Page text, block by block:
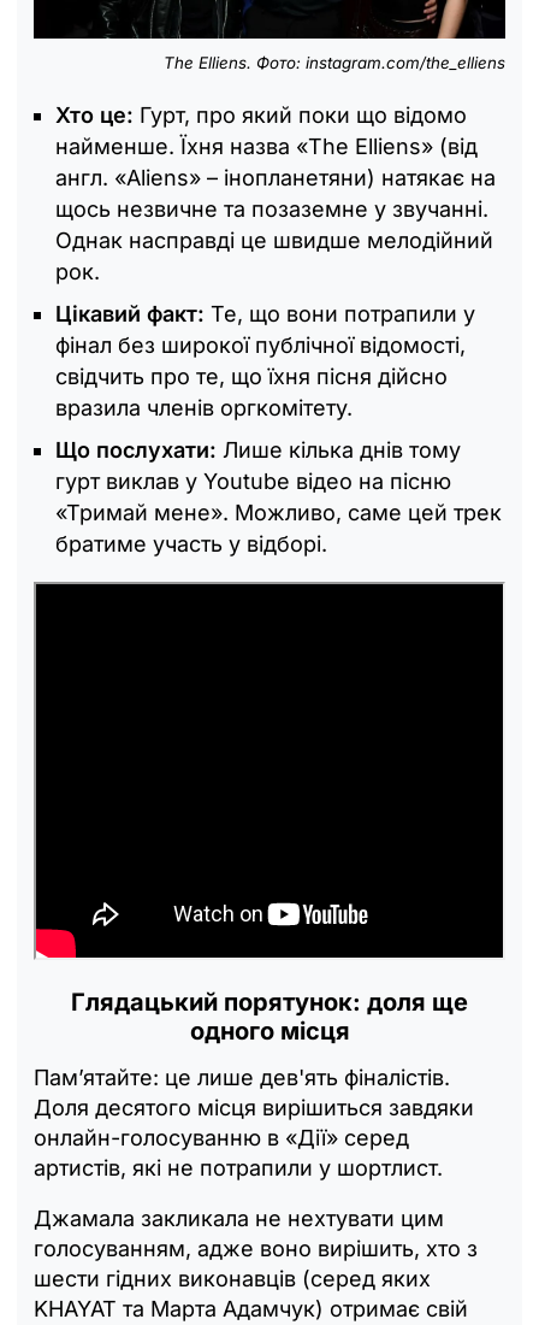
The Elliens. Фото: instagram.com/the_elliens
Хто це: Гурт, про який поки що відомо
найменше. Їхня назва «The Elliens» (від
англ. «Aliens» – інопланетяни) натякає на
щось незвичне та позаземне у звучанні.
Однак насправді це швидше мелодійний
рок.
Цікавий факт: Те, що вони потрапили у
фінал без широкої публічної відомості,
свідчить про те, що їхня пісня дійсно
вразила членів оргкомітету.
Що послухати: Лише кілька днів тому
гурт виклав у Youtube відео на пісню
«Тримай мене». Можливо, саме цей трек
братиме участь у відборі.
Глядацький порятунок: доля ще
одного місця
Пам’ятайте: це лише дев'ять фіналістів.
Доля десятого місця вирішиться завдяки
онлайн-голосуванню в «Дії» серед
артистів, які не потрапили у шортлист.
Джамала закликала не нехтувати цим
голосуванням, адже воно вирішить, хто з
шести гідних виконавців (серед яких
KHAYAT та Марта Адамчук) отримає свій